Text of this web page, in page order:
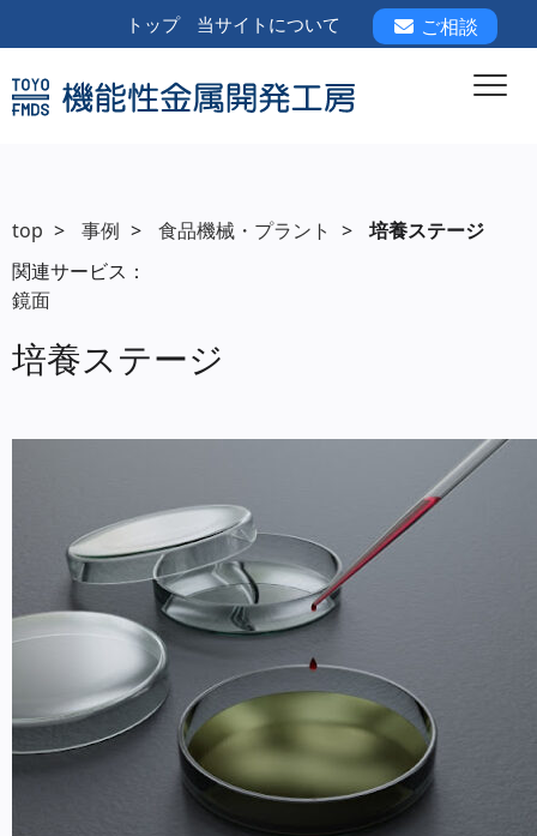
トップ 当サイトについて ご相談
top > 事例 > 食品機械・プラント >
培養ステージ
関連サービス：
鏡面
培養ステージ